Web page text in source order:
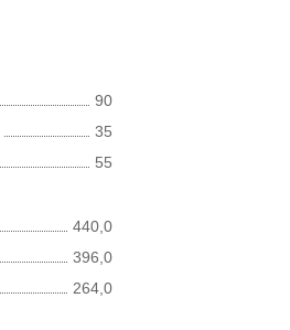
90
35
55
440,0
396,0
264,0